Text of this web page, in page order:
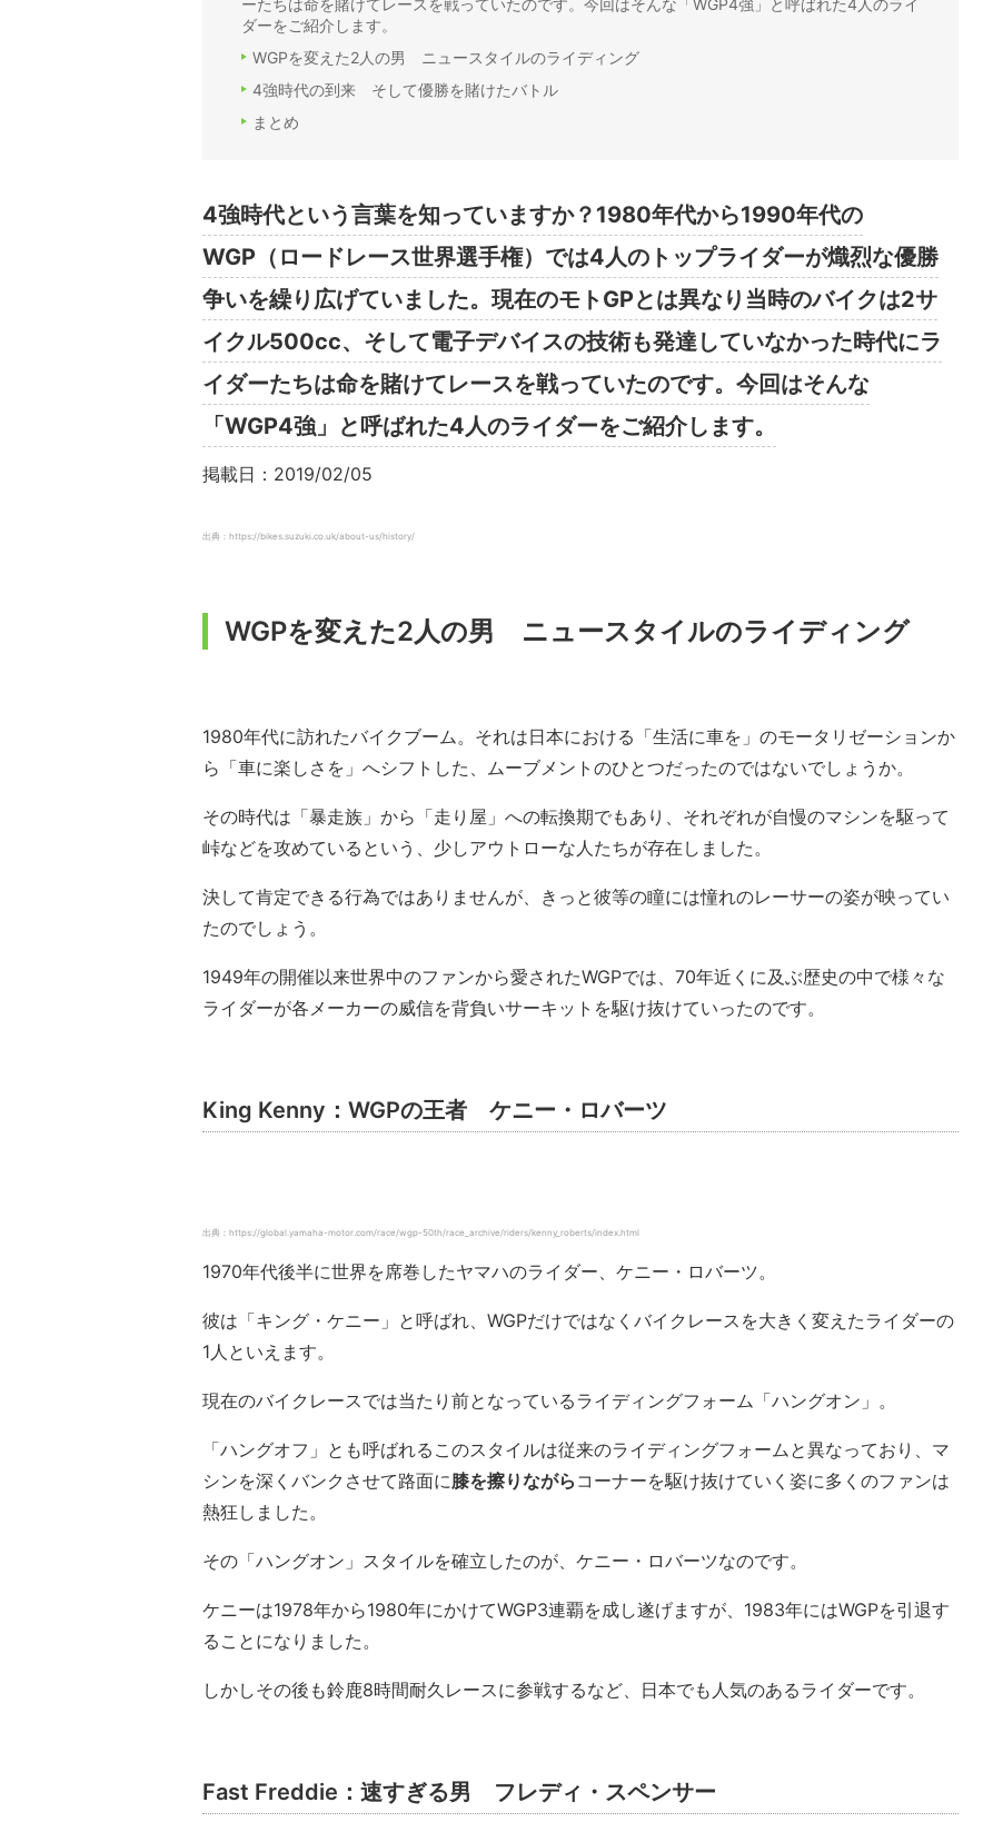
ーたちは命を賭けてレースを戦っていたのです。今回はそんな「WGP4強」と呼ばれた4人のライ
ダーをご紹介します。
WGPを変えた2人の男 ニュースタイルのライディング
4強時代の到来 そして優勝を賭けたバトル
まとめ
4強時代という言葉を知っていますか？1980年代から1990年代の
WGP（ロードレース世界選手権）では4人のトップライダーが熾烈な優勝
争いを繰り広げていました。現在のモトGPとは異なり当時のバイクは2サ
イクル500cc、そして電子デバイスの技術も発達していなかった時代にラ
イダーたちは命を賭けてレースを戦っていたのです。今回はそんな
「WGP4強」と呼ばれた4人のライダーをご紹介します。
掲載日：2019/02/05
出典：https://bikes.suzuki.co.uk/about-us/history/
WGPを変えた2人の男 ニュースタイルのライディング
1980年代に訪れたバイクブーム。それは日本における「生活に車を」のモータリゼーションか
ら「車に楽しさを」へシフトした、ムーブメントのひとつだったのではないでしょうか。
その時代は「暴走族」から「走り屋」への転換期でもあり、それぞれが自慢のマシンを駆って
峠などを攻めているという、少しアウトローな人たちが存在しました。
決して肯定できる行為ではありませんが、きっと彼等の瞳には憧れのレーサーの姿が映ってい
たのでしょう。
1949年の開催以来世界中のファンから愛されたWGPでは、70年近くに及ぶ歴史の中で様々な
ライダーが各メーカーの威信を背負いサーキットを駆け抜けていったのです。
King Kenny：WGPの王者 ケニー・ロバーツ
出典：https://global.yamaha-motor.com/race/wgp-50th/race_archive/riders/kenny_roberts/index.html
1970年代後半に世界を席巻したヤマハのライダー、ケニー・ロバーツ。
彼は「キング・ケニー」と呼ばれ、WGPだけではなくバイクレースを大きく変えたライダーの
1人といえます。
現在のバイクレースでは当たり前となっているライディングフォーム「ハングオン」。
「ハングオフ」とも呼ばれるこのスタイルは従来のライディングフォームと異なっており、マ
シンを深くバンクさせて路面に膝を擦りながら コーナーを駆け抜けていく姿に多くのファンは
熱狂しました。
その「ハングオン」スタイルを確立したのが、ケニー・ロバーツなのです。
ケニーは1978年から1980年にかけてWGP3連覇を成し遂げますが、1983年にはWGPを引退す
ることになりました。
しかしその後も鈴鹿8時間耐久レースに参戦するなど、日本でも人気のあるライダーです。
Fast Freddie：速すぎる男 フレディ・スペンサー